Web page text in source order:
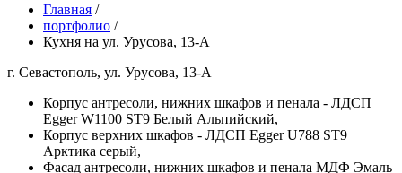
Главная /
портфолио /
Кухня на ул. Урусова, 13-А
г. Севастополь, ул. Урусова, 13-А
Корпус антресоли, нижних шкафов и пенала - ЛДСП
Egger W1100 ST9 Белый Альпийский,
Корпус верхних шкафов - ЛДСП Egger U788 ST9
Арктика серый,
Фасад антресоли, нижних шкафов и пенала МДФ Эмаль